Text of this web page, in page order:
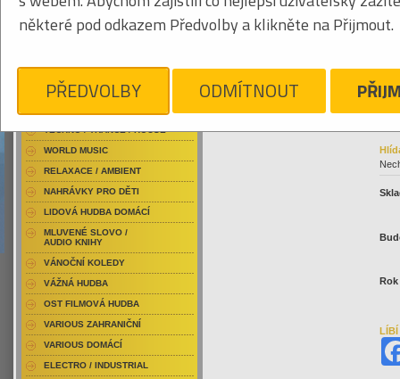
LÍBÍ
RAP / HIP HOP DOMÁCÍ
RAP / HIP HOP ZAHRANIČNÍ
DVD / HUDBA
PUNK / HARDCORE
TECHNO / TRANCE / HOUSE
WORLD MUSIC
RELAXACE / AMBIENT
NAHRÁVKY PRO DĚTI
LIDOVÁ HUDBA DOMÁCÍ
MLUVENÉ SLOVO /
AUDIO KNIHY
VÁNOČNÍ KOLEDY
VÁŽNÁ HUDBA
OST FILMOVÁ HUDBA
VARIOUS ZAHRANIČNÍ
VARIOUS DOMÁCÍ
ELECTRO / INDUSTRIAL
některé pod odkazem Předvolby a klikněte na Přijmout.
PŘEDVOLBY ODMÍTNOUT